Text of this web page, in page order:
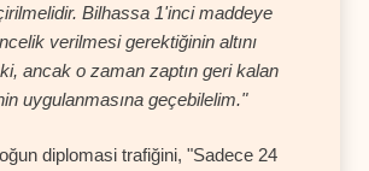
Bilhassa 1'inci maddeye
verilmesi gerektiğinin altını
ancak o zaman zaptın geri kalan
uygulanmasına geçebilelim."
diplomasi trafiğini, "Sadece 24